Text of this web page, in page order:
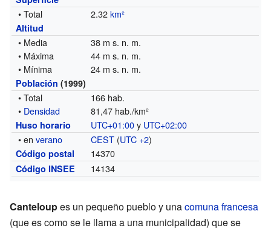
• Total 2.32km²
Altitud
• Media
38 m s. n. m.
• Máxima
44 m s. n. m.
• Mínima
24 m s. n. m.
Población (1999)
• Total
166 hab.
• Densidad 81,47 hab./km²
Huso horario UTC+01:00y UTC+02:00
• enverano CEST (UTC +2)
Código postal 14370
Código INSEE 14134
Canteloupes un pequeño pueblo y unacomuna francesa
(que es como se le llama a una municipalidad) que se